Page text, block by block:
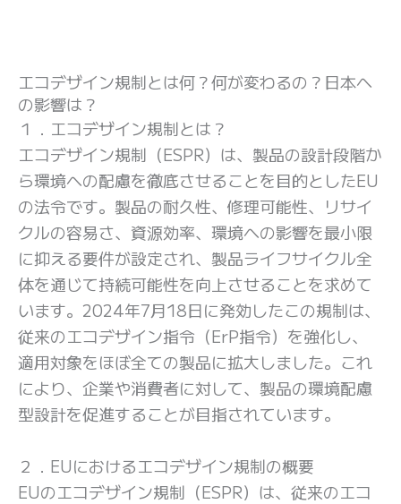
エコデザイン規制とは何？何が変わるの？日本へ
の影響は？
１．エコデザイン規制とは？
エコデザイン規制（ESPR）は、製品の設計段階か
ら環境への配慮を徹底させることを目的としたEU
の法令です。製品の耐久性、修理可能性、リサイ
クルの容易さ、資源効率、環境への影響を最小限
に抑える要件が設定され、製品ライフサイクル全
体を通じて持続可能性を向上させることを求めて
います。2024年7月18日に発効したこの規制は、
従来のエコデザイン指令（ErP指令）を強化し、
適用対象をほぼ全ての製品に拡大しました。これ
により、企業や消費者に対して、製品の環境配慮
型設計を促進することが目指されています。
２．EUにおけるエコデザイン規制の概要
EUのエコデザイン規制（ESPR）は、従来のエコ